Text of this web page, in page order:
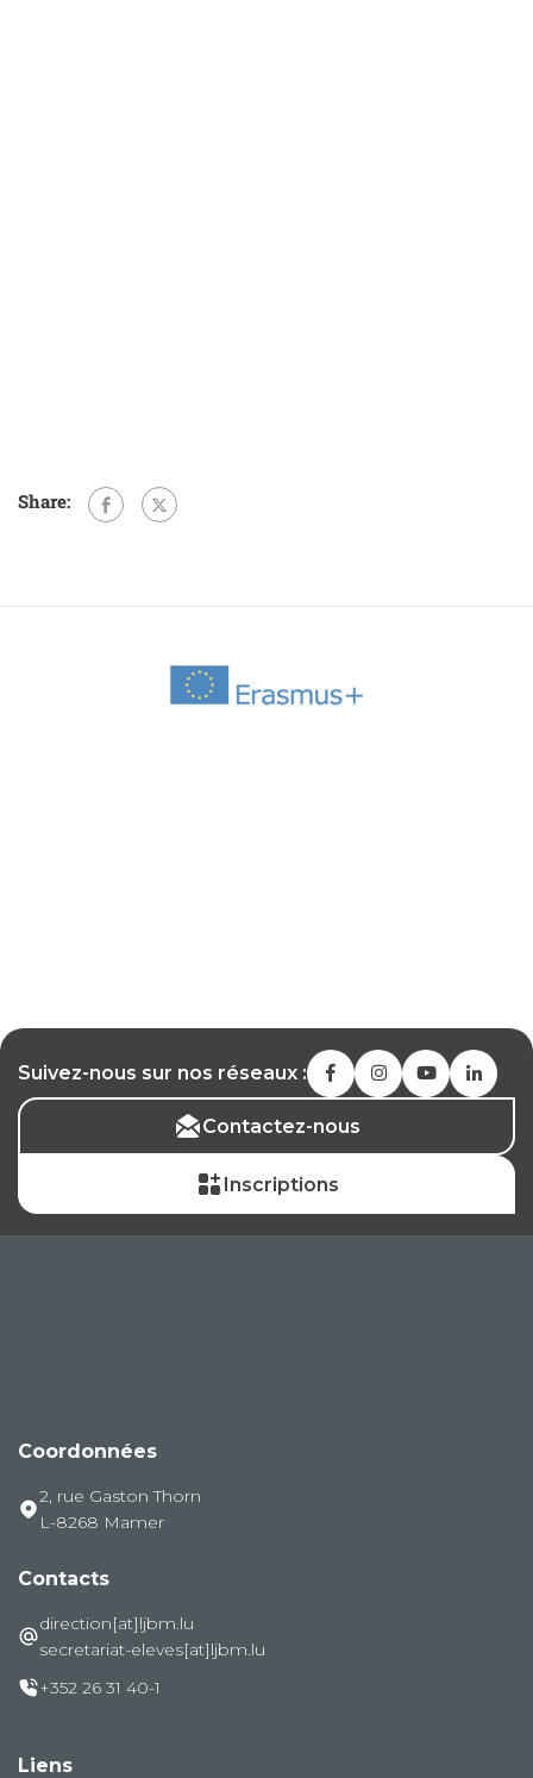
Share:
Suivez-nous sur nos réseaux :
Contactez-nous
Inscriptions
Coordonnées
2, rue Gaston Thorn
L-8268 Mamer
Contacts
direction[at]ljbm.lu
secretariat-eleves[at]ljbm.lu
+352 26 31 40-1
Liens